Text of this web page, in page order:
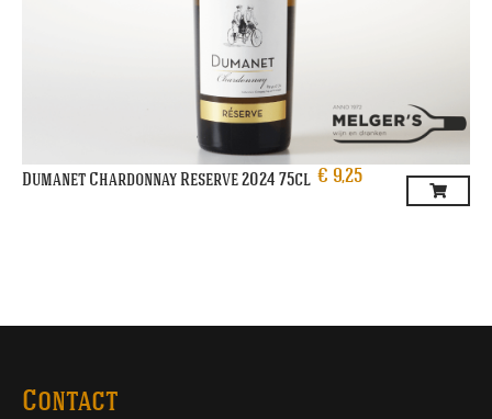
Dumanet Chardonnay Reserve 2024 75cl € 9,25
Contact